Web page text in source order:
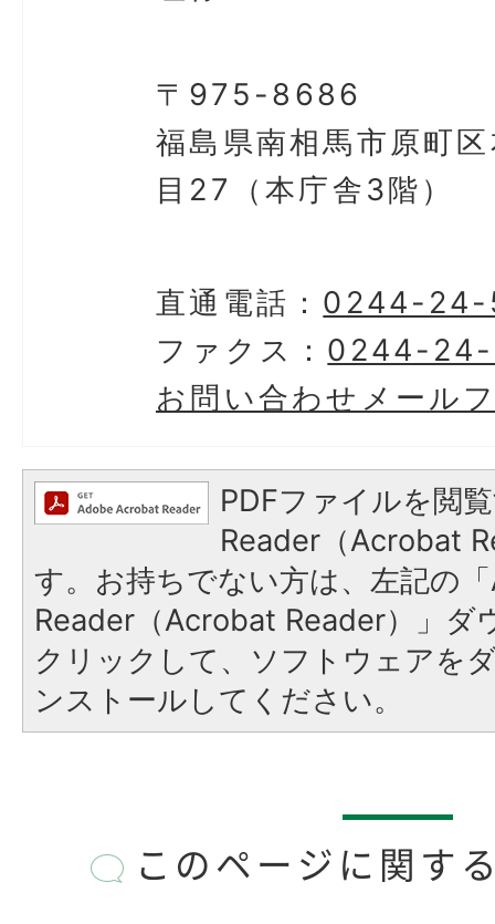
〒975-8686
福島県南相馬市原町
目27（本庁舎3階）
直通電話： 0244-
ファクス： 0244-
お問い合わせメール
PDFファイルを閲
Reader（Acrobat
す。お持ちでない方は、左記の
Reader（Acrobat Reader）」ダ
クリックして、ソフトウェアを
ンストールしてください。
このページに関す